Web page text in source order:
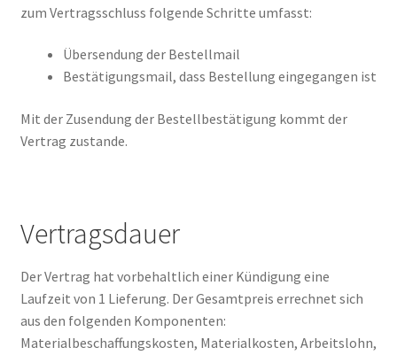
zum Vertragsschluss folgende Schritte umfasst:
Übersendung der Bestellmail
Bestätigungsmail, dass Bestellung eingegangen ist
Mit der Zusendung der Bestellbestätigung kommt der
Vertrag zustande.
Vertragsdauer
Der Vertrag hat vorbehaltlich einer Kündigung eine
Laufzeit von 1 Lieferung. Der Gesamtpreis errechnet sich
aus den folgenden Komponenten:
Materialbeschaffungskosten, Materialkosten, Arbeitslohn,